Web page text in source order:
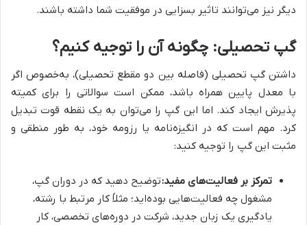
دیگر نیز می‌توانند تاثیر بسزایی در موفقیت شما داشته باشند.
گپ تحصیلی: چگونه آن را توجیه کنیم؟
داشتن گپ تحصیلی (فاصله بین دو مقطع تحصیلی)، به‌خصوص اگر
با معدل پایین همراه باشد، ممکن است سوالاتی را برای کمیته
پذیرش ایجاد کند. اما این گپ را می‌توان به یک نقطه قوت تبدیل
کرد. مهم است که در انگیزه‌نامه یا رزومه خود، به طور منطقی و
مثبت این گپ را توجیه کنید:
تمرکز بر فعالیت‌های مفید:توضیح دهید که در دوران گپ،
مشغول چه فعالیت‌هایی بوده‌اید؛ مثلاً کار مرتبط با رشته،
یادگیری یک زبان جدید، شرکت در دوره‌های تخصصی، کار